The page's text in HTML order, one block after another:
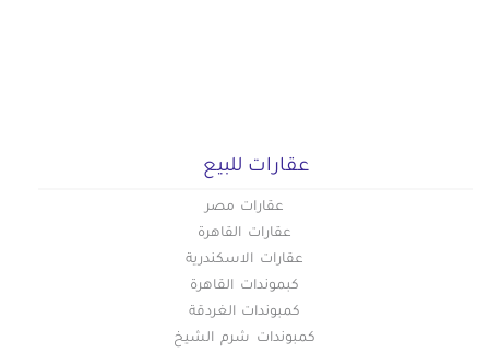
عقارات للبيع
عقارات مصر
عقارات القاهرة
عقارات الاسكندرية
كبموندات القاهرة
كمبوندات الغردقة
كمبوندات شرم الشيخ